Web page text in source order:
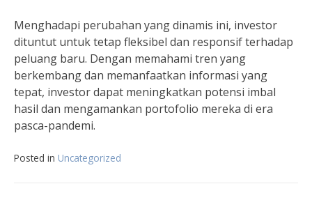
Menghadapi perubahan yang dinamis ini, investor
dituntut untuk tetap fleksibel dan responsif terhadap
peluang baru. Dengan memahami tren yang
berkembang dan memanfaatkan informasi yang
tepat, investor dapat meningkatkan potensi imbal
hasil dan mengamankan portofolio mereka di era
pasca-pandemi.
Posted in Uncategorized